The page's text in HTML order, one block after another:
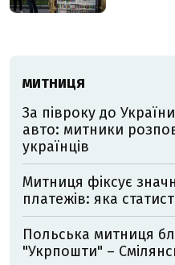
МИТНИЦЯ
За півроку до
авто: митники
українців
Митниця фіксує
платежів: яка
Польська митниця
"Укрпошти" –